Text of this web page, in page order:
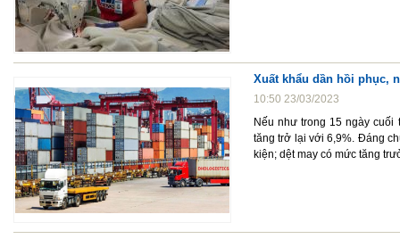
Xuất khẩu dần hồi phục,
10:50 23/03/2023
Nếu như trong 15 ngày
tăng trở lại với 6,9%. Đáng
kiện; dệt may có mức tăng